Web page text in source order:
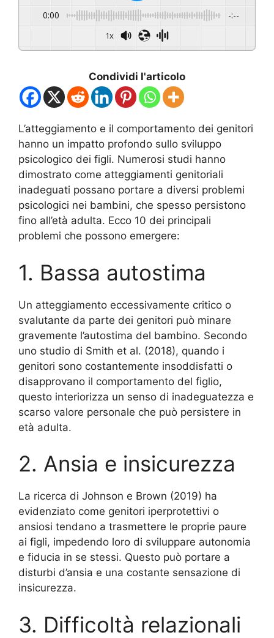
0:00 -:--
1x
Condividi l'articolo
L’atteggiamento e il comportamento dei genitori
hanno un impatto profondo sullo sviluppo
psicologico dei figli. Numerosi studi hanno
dimostrato come atteggiamenti genitoriali
inadeguati possano portare a diversi problemi
psicologici nei bambini, che spesso persistono
fino all’età adulta. Ecco 10 dei principali
problemi che possono emergere:
1. Bassa autostima
Un atteggiamento eccessivamente critico o
svalutante da parte dei genitori può minare
gravemente l’autostima del bambino. Secondo
uno studio di Smith et al. (2018), quando i
genitori sono costantemente insoddisfatti o
disapprovano il comportamento del figlio,
questo interiorizza un senso di inadeguatezza e
scarso valore personale che può persistere in
età adulta.
2. Ansia e insicurezza
La ricerca di Johnson e Brown (2019) ha
evidenziato come genitori iperprotettivi o
ansiosi tendano a trasmettere le proprie paure
ai figli, impedendo loro di sviluppare autonomia
e fiducia in se stessi. Questo può portare a
disturbi d’ansia e una costante sensazione di
insicurezza.
3. Difficoltà relazionali